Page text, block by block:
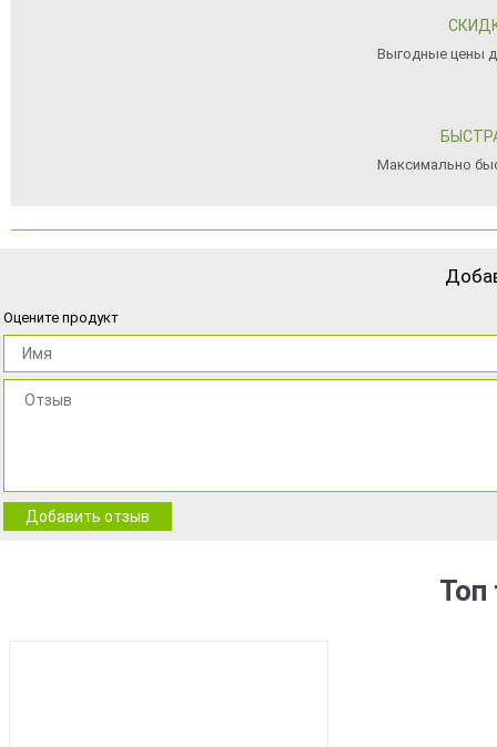
Выгодные цены
Максимально
Оцените продукт
Добавить отзыв